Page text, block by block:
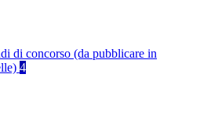
di concorso (da pubblicare in
4